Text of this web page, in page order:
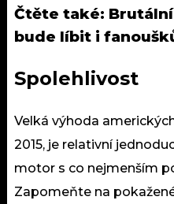
Čtěte také:
bude líbit i
Spolehlivost
Velká výhoda
2015, je relativní
motor s co nejmenším
Zapomeňte na